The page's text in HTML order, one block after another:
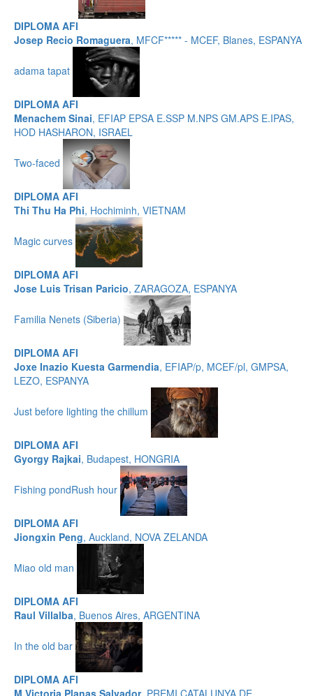
DIPLOMA AFI
Josep Recio Romaguera, MFCF***** - MCEF, Blanes, ESPANYA
adama tapat
DIPLOMA AFI
Menachem Sinai, EFIAP EPSA E.SSP M.NPS GM.APS E.IPAS,
HOD HASHARON, ISRAEL
Two-faced
DIPLOMA AFI
Thi Thu Ha Phi, Hochiminh, VIETNAM
Magic curves
DIPLOMA AFI
Jose Luis Trisan Paricio, ZARAGOZA, ESPANYA
Familia Nenets (Siberia)
DIPLOMA AFI
Joxe Inazio Kuesta Garmendia, EFIAP/p, MCEF/pl, GMPSA,
LEZO, ESPANYA
Just before lighting the chillum
DIPLOMA AFI
Gyorgy Rajkai, Budapest, HONGRIA
Fishing pondRush hour
DIPLOMA AFI
Jiongxin Peng, Auckland, NOVA ZELANDA
Miao old man
DIPLOMA AFI
Raul Villalba, Buenos Aires, ARGENTINA
In the old bar
DIPLOMA AFI
M Victoria Planas Salvador, PREMI CATALUNYA DE